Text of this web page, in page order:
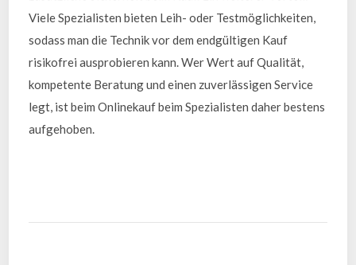
Viele Spezialisten bieten Leih- oder Testmöglichkeiten,
sodass man die Technik vor dem endgültigen Kauf
risikofrei ausprobieren kann. Wer Wert auf Qualität,
kompetente Beratung und einen zuverlässigen Service
legt, ist beim Onlinekauf beim Spezialisten daher bestens
aufgehoben.